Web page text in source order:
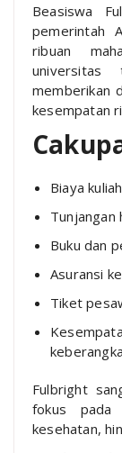
Beasiswa
pemerintah
ribuan
memberikan
kesempatan
Biaya
Tunjangan
Buku dan
Asuransi
Tiket
Fulbright
fokus pada
kesehatan,